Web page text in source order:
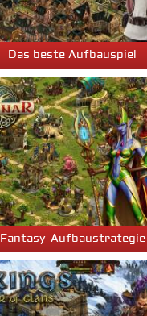
Das beste Aufbauspiel
Fantasy-Aufbaustrategie